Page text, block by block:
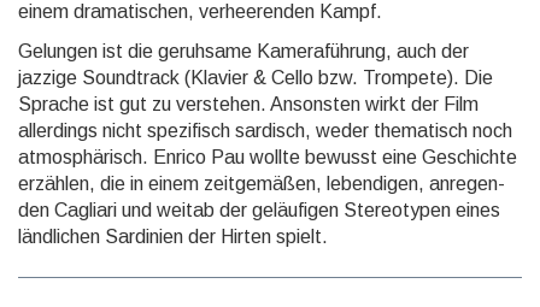
einem dramati­schen, verhee­renden Kampf.
Gelungen ist die geruhsame Kameraführung, auch der
jazzige Soundtrack (Klavier & Cello bzw. Trom­pete). Die
Sprache ist gut zu verstehen. Ansons­ten wirkt der Film
aller­dings nicht spezi­fisch sardisch, weder thema­tisch noch
atmosphä­risch. Enrico Pau wollte bewusst eine Geschichte
erzählen, die in einem zeitge­mäßen, leben­digen, anregen­
den Cagliari und weitab der geläufigen Stereo­typen eines
ländli­chen Sardinien der Hirten spielt.